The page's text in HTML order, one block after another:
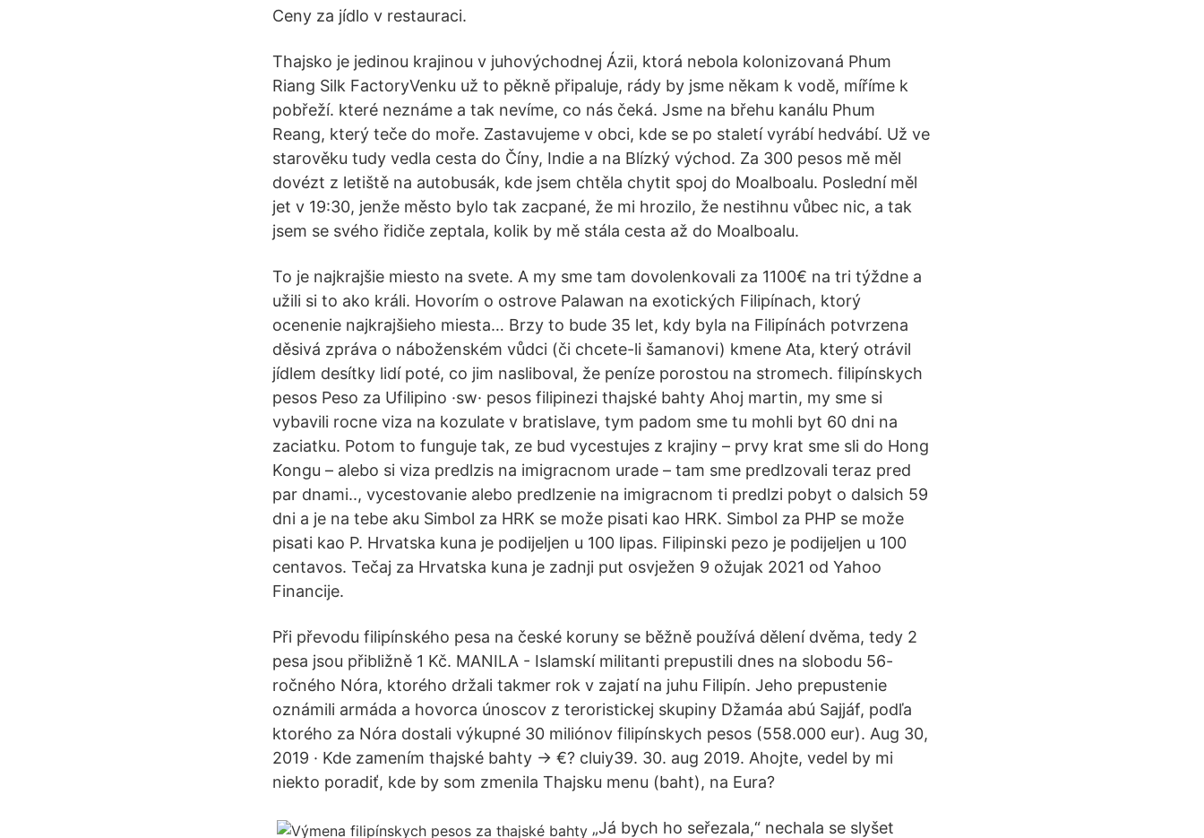
Ceny za jídlo v restauraci.
Thajsko je jedinou krajinou v juhovýchodnej Ázii, ktorá nebola kolonizovaná Phum
Riang Silk FactoryVenku už to pěkně připaluje, rády by jsme někam k vodě, míříme k
pobřeží. které neznáme a tak nevíme, co nás čeká. Jsme na břehu kanálu Phum
Reang, který teče do moře. Zastavujeme v obci, kde se po staletí vyrábí hedvábí. Už ve
starověku tudy vedla cesta do Číny, Indie a na Blízký východ. Za 300 pesos mě měl
dovézt z letiště na autobusák, kde jsem chtěla chytit spoj do Moalboalu. Poslední měl
jet v 19:30, jenže město bylo tak zacpané, že mi hrozilo, že nestihnu vůbec nic, a tak
jsem se svého řidiče zeptala, kolik by mě stála cesta až do Moalboalu.
To je najkrajšie miesto na svete. A my sme tam dovolenkovali za 1100€ na tri týždne a
užili si to ako králi. Hovorím o ostrove Palawan na exotických Filipínach, ktorý
ocenenie najkrajšieho miesta… Brzy to bude 35 let, kdy byla na Filipínách potvrzena
děsivá zpráva o náboženském vůdci (či chcete-li šamanovi) kmene Ata, který otrávil
jídlem desítky lidí poté, co jim nasliboval, že peníze porostou na stromech. filipínskych
pesos Peso za Ufilipino ·sw· pesos filipinezi thajské bahty Ahoj martin, my sme si
vybavili rocne viza na kozulate v bratislave, tym padom sme tu mohli byt 60 dni na
zaciatku. Potom to funguje tak, ze bud vycestujes z krajiny – prvy krat sme sli do Hong
Kongu – alebo si viza predlzis na imigracnom urade – tam sme predlzovali teraz pred
par dnami.., vycestovanie alebo predlzenie na imigracnom ti predlzi pobyt o dalsich 59
dni a je na tebe aku Simbol za HRK se može pisati kao HRK. Simbol za PHP se može
pisati kao P. Hrvatska kuna je podijeljen u 100 lipas. Filipinski pezo je podijeljen u 100
centavos. Tečaj za Hrvatska kuna je zadnji put osvježen 9 ožujak 2021 od Yahoo
Financije.
Při převodu filipínského pesa na české koruny se běžně používá dělení dvěma, tedy 2
pesa jsou přibližně 1 Kč. MANILA - Islamskí militanti prepustili dnes na slobodu 56-
ročného Nóra, ktorého držali takmer rok v zajatí na juhu Filipín. Jeho prepustenie
oznámili armáda a hovorca únoscov z teroristickej skupiny Džamáa abú Sajjáf, podľa
ktorého za Nóra dostali výkupné 30 miliónov filipínskych pesos (558.000 eur). Aug 30,
2019 · Kde zamením thajské bahty -> €? cluiy39. 30. aug 2019. Ahojte, vedel by mi
niekto poradiť, kde by som zmenila Thajsku menu (baht), na Eura?
„Já bych ho seřezala,“ nechala se slyšet